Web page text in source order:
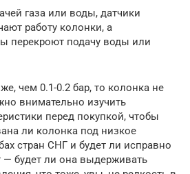
газа или воды, датчики
работу колонки, а
перекроют подачу воды или
чем 0.1-0.2 бар, то колонка не
внимательно изучить
перед покупкой, чтобы
ли колонка под низкое
стран СНГ и будет ли исправно
— будет ли она выдерживать